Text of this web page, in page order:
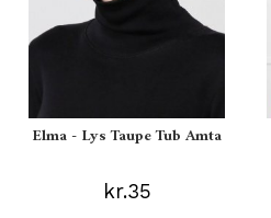
Elma - Lys Taupe Tub Amta
kr.35